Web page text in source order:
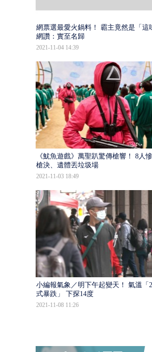
網票選最愛火鍋料！ 霸主竟然是「這
網讚：實至名歸
2021-11-04 14:39
《魷魚遊戲》萬聖趴驚傳槍響！ 8人慘
槍決、遺體丟垃圾場
2021-11-03 18:49
小編報氣象／明下午起變天！ 氣溫「2
式暴跌」 下探14度
2021-11-08 11:26